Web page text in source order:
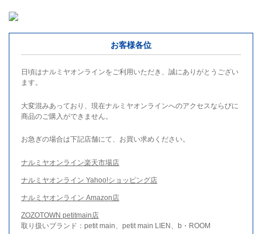
お客様各位
日頃はナルミヤオンラインをご利用いただき、誠にありがとうござい
ます。
大変混みあっており、現在ナルミヤオンラインへのアクセスならびに
商品のご購入ができません。
お急ぎの場合は下記店舗にて、お買い求めください。
ナルミヤオンライン楽天市場店
ナルミヤオンライン Yahoo!ショッピング店
ナルミヤオンライン Amazon店
ZOZOTOWN petitmain店
取り扱いブランド：petit main、petit main LIEN、b・ROOM